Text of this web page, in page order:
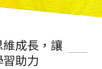
成長，讓
助力